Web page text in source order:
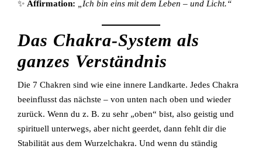
✨ Affirmation: „Ich bin eins mit dem Leben – und Licht.“
Das Chakra-System als
ganzes Verständnis
Die 7 Chakren sind wie eine innere Landkarte. Jedes Chakra
beeinflusst das nächste – von unten nach oben und wieder
zurück. Wenn du z. B. zu sehr „oben“ bist, also geistig und
spirituell unterwegs, aber nicht geerdet, dann fehlt dir die
Stabilität aus dem Wurzelchakra. Und wenn du ständig